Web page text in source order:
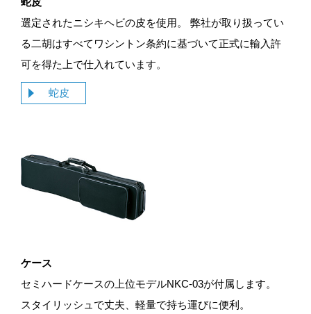
選定されたニシキヘビの皮を使用。 弊社が取り扱ってい
る二胡はすべてワシントン条約に基づいて正式に輸入許
可を得た上で仕入れています。
蛇皮
ケース
セミハードケースの上位モデルNKC-03が付属します。
スタイリッシュで丈夫、軽量で持ち運びに便利。